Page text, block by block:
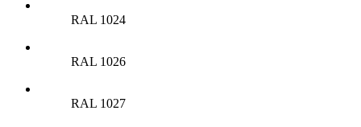
RAL 1024
RAL 1026
RAL 1027